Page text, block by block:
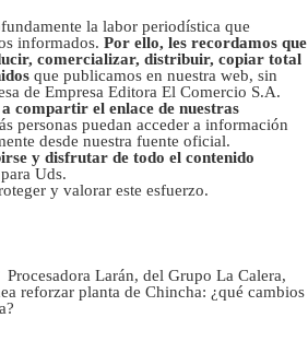
la labor periodística que
informados. Por ello, les recordamos que
comercializar, distribuir, copiar total
que publicamos en nuestra web, sin
de Empresa Editora El Comercio S.A.
compartir el enlace de nuestras
personas puedan acceder a información
desde nuestra fuente oficial.
y disfrutar de todo el contenido
Uds.
y valorar este esfuerzo.
Procesadora Larán, del Grupo La Calera,
reforzar planta de Chincha: ¿qué cambios